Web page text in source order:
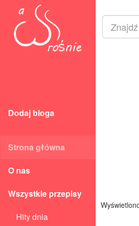
Dodaj bloga
Strona główna
O nas
Wszystkie przepisy
Hity dnia